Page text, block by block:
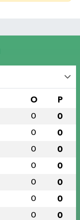
O P
0 0
0 0
0 0
0 0
0 0
0 0
0 0